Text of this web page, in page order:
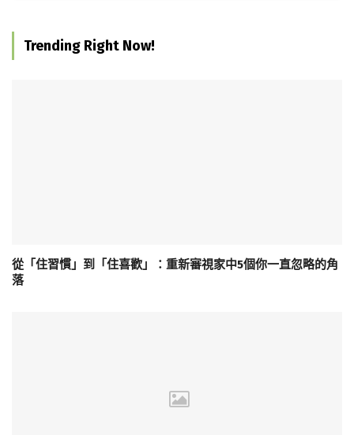
Trending Right Now!
從「住習慣」到「住喜歡」：重新審視家中5個你一直忽略的角
落